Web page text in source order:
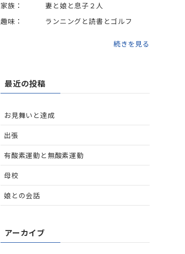
家族：
妻と娘と息子２人
趣味：
ランニングと読書とゴルフ
続きを見る
最近の投稿
お見舞いと達成
出張
有酸素運動と無酸素運動
母校
娘との会話
アーカイブ